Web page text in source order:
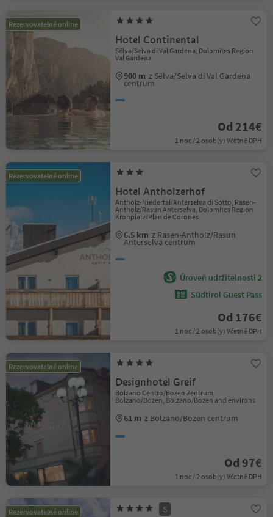
Rezervovatelné online
Hotel Continental
Sëlva/Selva di Val Gardena, Dolomites Region
Val Gardena
900 m z Sëlva/Selva di Val Gardena
centrum
Od 214€
1 noc / 2 osob(y) Včetně DPH
Rezervovatelné online
Hotel Antholzerhof
Antholz-Niedertal/Anterselva di Sotto, Rasen-
Antholz/Rasun Anterselva, Dolomites Region
Kronplatz/Plan de Corones
6.5 km z Rasen-Antholz/Rasun
Anterselva centrum
Úroveň udržitelnosti 2
Südtirol Guest Pass
Od 176€
1 noc / 2 osob(y) Včetně DPH
Rezervovatelné online
Designhotel Greif
Bolzano Centro/Bozen Zentrum,
Bolzano/Bozen, Bolzano/Bozen and environs
61 m z Bolzano/Bozen centrum
Od 97€
1 noc / 2 osob(y) Včetně DPH
Rezervovatelné online S